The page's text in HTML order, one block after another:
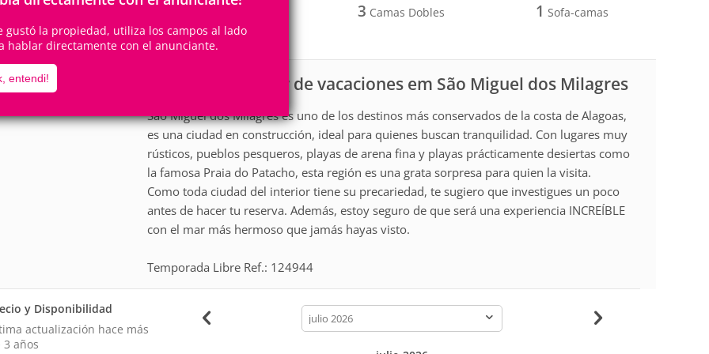
gustó la propiedad, utiliza los campos al lado
hablar directamente con el anunciante.
entendi!
7 3
3Suites
3 Camas Dobles 1 Sofa-camas
Casa para alquiler de vacaciones em São Miguel dos Milagres
São Miguel dos Milagres es uno de los destinos más conservados de la costa de Alagoas,
es una ciudad en construcción, ideal para quienes buscan tranquilidad. Con lugares muy
rústicos, pueblos pesqueros, playas de arena fina y playas prácticamente desiertas como
la famosa Praia do Patacho, esta región es una grata sorpresa para quien la visita.
Como toda ciudad del interior tiene su precariedad, te sugiero que investigues un poco
antes de hacer tu reserva. Además, estoy seguro de que será una experiencia INCREÍBLE
con el mar más hermoso que jamás hayas visto.
Temporada Libre Ref.: 124944
y Disponibilidad
actualización hace más
3 años
calendar-
month